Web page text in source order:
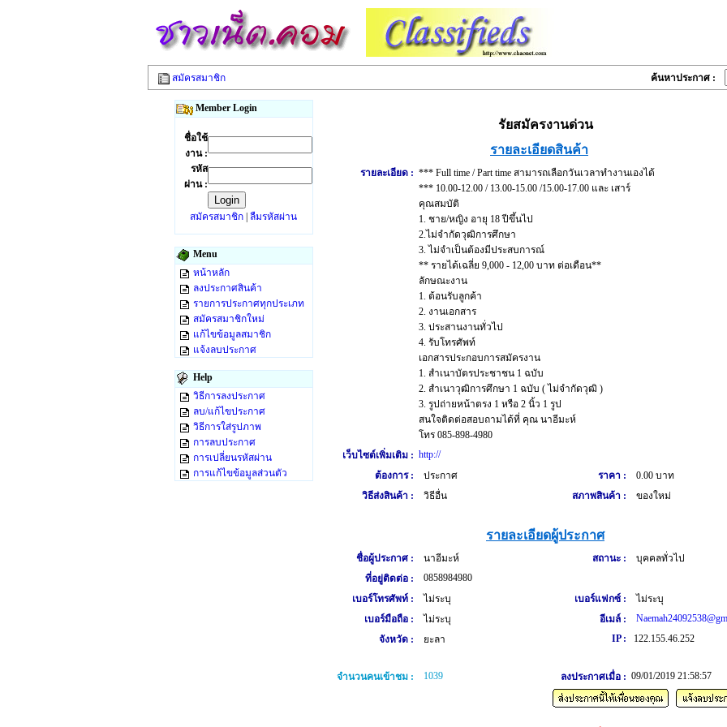
สมัครสมาชิก ค้นหาประกาศ :
Member Login
ชื่อใช้
งาน :
รหัส
ผ่าน :
สมัครสมาชิก ลืมรหัสผ่าน
Menu
หน้าหลัก
ลงประกาศสินค้า
รายการประกาศทุกประเภท
สมัครสมาชิกใหม่
แก้ไขข้อมูลสมาชิก
แจ้งลบประกาศ
Help
วิธีการลงประกาศ
ลบ/แก้ไขประกาศ
วิธีการใส่รูปภาพ
การลบประกาศ
การเปลี่ยนรหัสผ่าน
การแก้ไขข้อมูลส่วนตัว
รัยสมัครงานด่วน
รายละเอียดสินค้า
รายละเอียด : *** Full time / Part time สามารถเลือกวันเวลาทำงานเองได้
*** 10.00-12.00 / 13.00-15.00 /15.00-17.00 และ เสาร์
คุณสมบัติ
1. ชาย/หญิง อายุ 18 ปีขึ้นไป
2.ไม่จำกัดวุฒิการศึกษา
3. ไม่จำเป็นต้องมีประสบการณ์
** รายได้เฉลี่ย 9,000 - 12,00 บาท ต่อเดือน**
ลักษณะงาน
1. ต้อนรับลูกค้า
2. งานเอกสาร
3. ประสานงานทั่วไป
4. รับโทรศัพท์
เอกสารประกอบการสมัครงาน
1. สำเนาบัตรประชาชน 1 ฉบับ
2. สำเนาวุฒิการศึกษา 1 ฉบับ ( ไม่จำกัดวุฒิ )
3. รูปถ่ายหน้าตรง 1 หรือ 2 นิ้ว 1 รูป
สนใจติดต่อสอบถามได้ที่ คุณ นาอีมะห์
โทร 085-898-4980
เว็บไซต์เพิ่มเติม : http://
ต้องการ :
ประกาศ ราคา :
0.00 บาท
วิธีส่งสินค้า :
วิธีอื่น สภาพสินค้า : ของใหม่
รายละเอียดผู้ประกาศ
ชื่อผู้ประกาศ : นาอีมะห์ สถานะ :
บุคคลทั่วไป
ที่อยู่ติดต่อ :
0858984980
เบอร์โทรศัพท์ :
ไม่ระบุ เบอร์แฟกซ์ :
ไม่ระบุ
เบอร์มือถือ :
ไม่ระบุ อีเมล์ :
จังหวัด :
ยะลา IP : 122.155.46.252
จำนวนคนเข้าชม : 1039 ลงประกาศเมื่อ : 09/01/2019 21:58:57